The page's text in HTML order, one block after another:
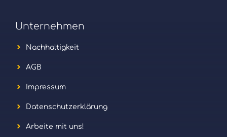
Unternehmen
Nachhaltigkeit
AGB
Impressum
Datenschutzerklärung
Arbeite mit uns!